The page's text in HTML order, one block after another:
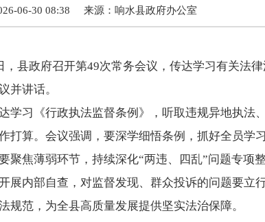
06-30 08:38 来源： 响水县政府办公室
，县政府召开第49次常务会议，传达学习有关法
并讲话。
学习《行政执法监督条例》，听取违规异地执法
打算。会议强调，要深学细悟条例，抓好全员
聚焦薄弱环节，持续深化“两违、四乱”问题专
展内部自查，对监督发现、群众投诉的问题要立
规范，为全县高质量发展提供坚实法治保障。